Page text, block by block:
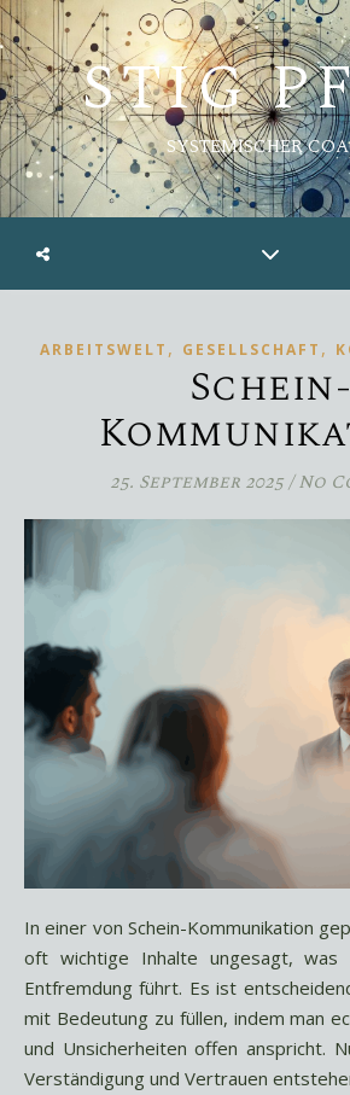
STIG
SYSTEMISCHER
ARBEITSWELT , GESELLSCHAFT ,
Schein-
25. September 2025/ No
In einer von Schein-Kommunikation geprägten Welt bleiben
oft wichtige Inhalte ungesagt, was
Entfremdung führt. Es ist
mit Bedeutung zu füllen, indem man
und Unsicherheiten offen anspricht.
Verständigung und Vertrauen